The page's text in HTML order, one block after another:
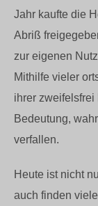
Jahr kaufte die
Abriß
zur eigenen
Mithilfe vieler
ihrer
Bedeutung,
verfallen.
Heute ist nicht
auch finden